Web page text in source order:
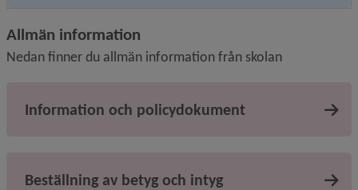
Allmän information
Nedan finner du allmän information från skolan
Information och policydokument
Beställning av betyg och intyg